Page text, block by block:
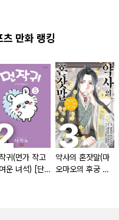
만화 랭킹
귀(먼가 작고
운 녀석) [단
약사의 혼잣말(마
오마오의 후궁 수